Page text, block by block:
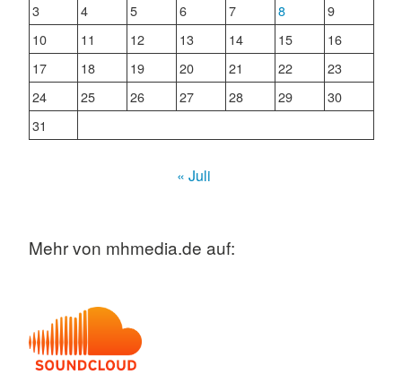
3
4 5 6 7 8
9
10
11 12 13 14 15
16
17
18 19 20 21 22
23
24
25 26 27 28 29
30
31
« Juli
Mehr von mhmedia.de auf: